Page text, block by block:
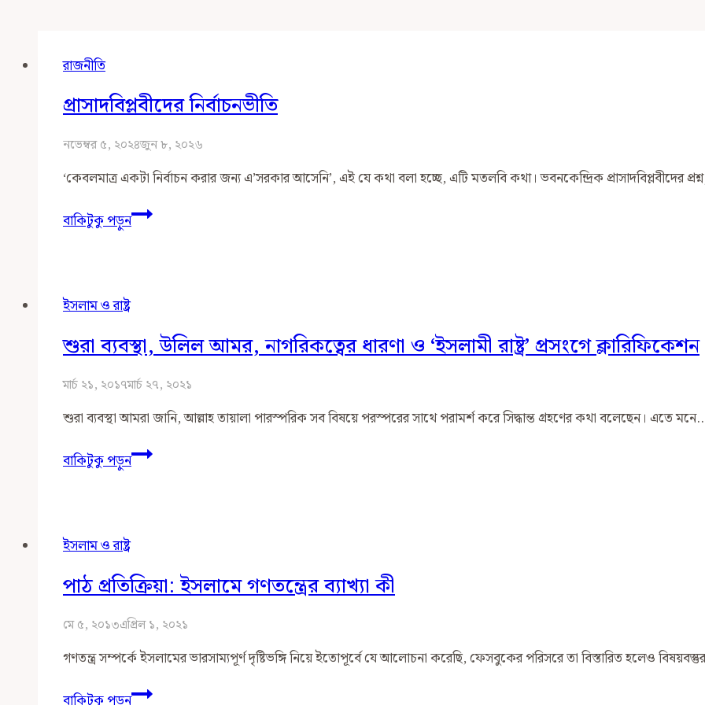
রাজনীতি
প্রাসাদবিপ্লবীদের নির্বাচনভীতি
নভেম্বর ৫, ২০২৪জুন ৮, ২০২৬
‘কেবলমাত্র একটা নির্বাচন করার জন্য এ’সরকার আসেনি’, এই যে কথা বলা হচ্ছে, এটি মতলবি কথা। ভবনকেন্দ্রিক প্রাসাদবিপ্লবীদের
বাকিটুকু পড়ুনপ্রাসাদবিপ্লবীদের
নির্বাচনভীতি
ইসলাম ও রাষ্ট্র
শুরা ব্যবস্থা, উলিল আমর, নাগরিকত্বের ধারণা ও ‘ইসলামী রাষ্ট্র’ প্রসংগে ক্লারিফিকেশন
মার্চ ২১, ২০১৭মার্চ ২৭, ২০২১
শুরা ব্যবস্থা আমরা জানি, আল্লাহ তায়ালা পারস্পরিক সব বিষয়ে পরস্পরের সাথে পরামর্শ করে সিদ্ধান্ত গ্রহণের কথা বলেছেন। এতে
বাকিটুকু পড়ুনশুরা
ব্যবস্থা,
নাগরিকত্বের
ও
‘ইসলামী
রাষ্ট্র’
প্রসংগে
ক্লারিফিকেশন
ইসলাম ও রাষ্ট্র
পাঠ প্রতিক্রিয়া: ইসলামে গণতন্ত্রের ব্যাখ্যা কী
মে ৫, ২০১৩এপ্রিল ১, ২০২১
গণতন্ত্র সম্পর্কে ইসলামের ভারসাম্যপূর্ণ দৃষ্টিভঙ্গি নিয়ে ইতোপূর্বে যে আলোচনা করেছি, ফেসবুকের পরিসরে তা বিস্তারিত হলেও
পাঠ